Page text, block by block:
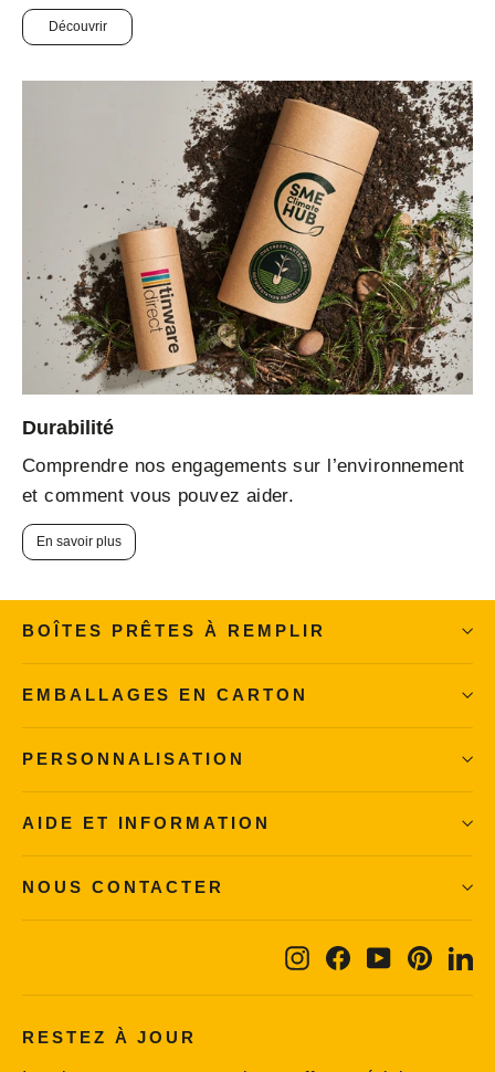
Découvrir
Durabilité
Comprendre nos engagements sur l’environnement
et comment vous pouvez aider.
En savoir plus
BOÎTES PRÊTES À REMPLIR
EMBALLAGES EN CARTON
PERSONNALISATION
AIDE ET INFORMATION
NOUS CONTACTER
InstagramFacebook
YouTube
RESTEZ À JOUR